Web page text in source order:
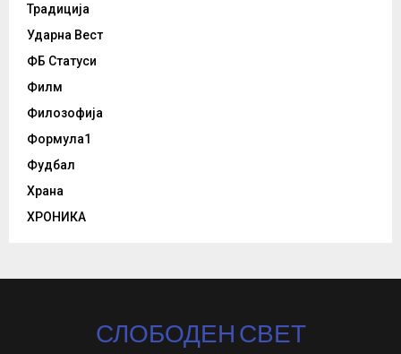
Традиција
Ударна Вест
ФБ Статуси
Филм
Филозофија
Формула1
Фудбал
Храна
ХРОНИКА
СЛОБОДЕН СВЕТ